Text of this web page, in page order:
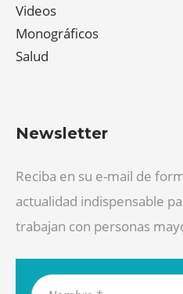
Videos
Monográficos
Salud
Newsletter
Reciba en su e-mail de
actualidad indispensable
trabajan con personas